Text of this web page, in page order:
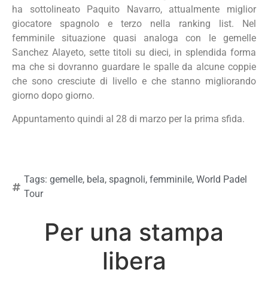
ha sottolineato Paquito Navarro, attualmente miglior
giocatore spagnolo e terzo nella ranking list. Nel
femminile situazione quasi analoga con le gemelle
Sanchez Alayeto, sette titoli su dieci, in splendida forma
ma che si dovranno guardare le spalle da alcune coppie
che sono cresciute di livello e che stanno migliorando
giorno dopo giorno.
Appuntamento quindi al 28 di marzo per la prima sfida.
Tags: gemelle, bela, spagnoli, femminile, World Padel
Tour
Per una stampa
libera